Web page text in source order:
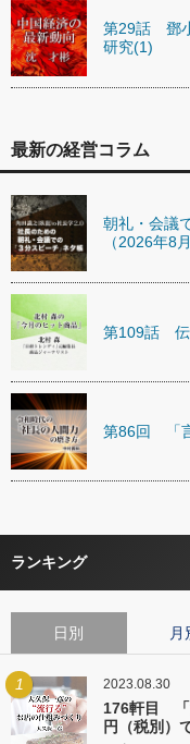
第29話 鄧
研究(1)
最新の経営コラム
朝礼・会議
（2026年8
第109話 伝
第86回 「
ランキング
日別 月
1 2023.08.30
176軒目
円（税別）